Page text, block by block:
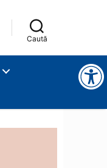
Caută
Instrumente pentru accesibilitate